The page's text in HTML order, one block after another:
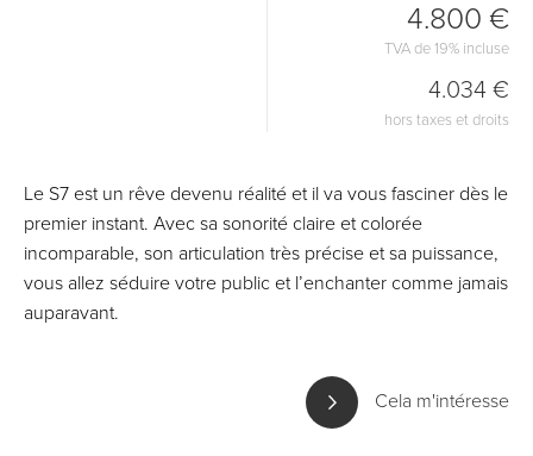
4.800 €
TVA de 19% incluse
4.034 €
hors taxes et droits
Le S7 est un rêve devenu réalité et il va vous fasciner dès le
premier instant. Avec sa sonorité claire et colorée
incomparable, son articulation très précise et sa puissance,
vous allez séduire votre public et l’enchanter comme jamais
auparavant.
Cela m'intéresse